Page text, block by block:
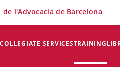
COLLEGIATE SERVICESTRAINING
de l'Advocacia de Barcelona